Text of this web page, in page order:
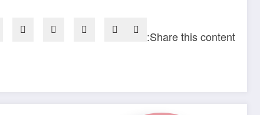
Share this content: